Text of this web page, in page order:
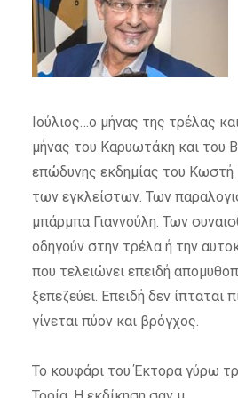
Ιούλιος…ο μήνας της τρέλας
μήνας του Καρυωτάκη και του
επώδυνης εκδημίας του Κωστή
των εγκλείστων. Των
μπάρμπα Γιαννούλη. Των
οδηγούν στην τρέλα ή την
που τελειώνει επειδή
ξεπεζεύει. Επειδή δεν ίπταται
γίνεται πύον και βρόγχος.
Το κουφάρι του Έκτορα γύρω